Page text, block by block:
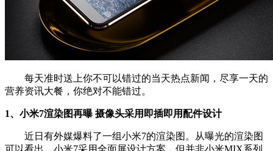
每天准时送上你不可以错过的当天热点新闻，尽享一天的
营养资讯大餐，你绝对不能错过。
1、小米7渲染图再曝 摄像头采用即插即用配件设计
近日有外媒爆料了一组小米7的渲染图。从曝光的渲染图
可以看出，小米7采用全面屏设计方案，但并非小米MIX系列